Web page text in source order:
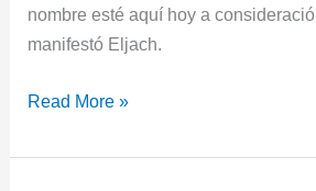
nombre esté aquí hoy a
manifestó Eljach.
Read More »